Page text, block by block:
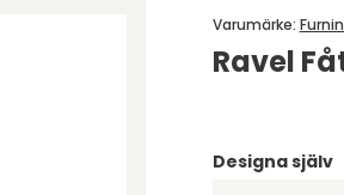
Ravel
Varumärke:
Designa själv